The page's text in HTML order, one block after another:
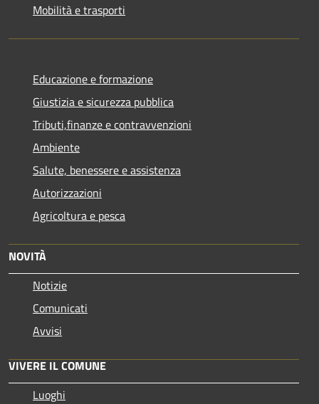
Mobilità e trasporti
Educazione e formazione
Giustizia e sicurezza pubblica
Tributi,finanze e contravvenzioni
Ambiente
Salute, benessere e assistenza
Autorizzazioni
Agricoltura e pesca
NOVITÀ
Notizie
Comunicati
Avvisi
VIVERE IL COMUNE
Luoghi